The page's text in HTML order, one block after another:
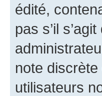
édité,
pas s’il
note
utilisateurs